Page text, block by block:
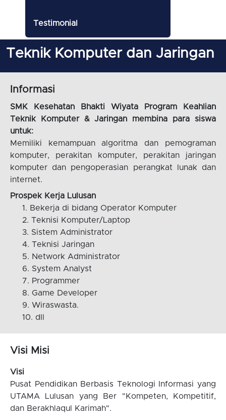
Testimonial
Teknik Komputer dan Jaringan
Informasi
SMK Kesehatan Bhakti Wiyata Program Keahlian
Teknik Komputer & Jaringan membina para siswa
untuk:
Memiliki kemampuan algoritma dan pemograman
komputer, perakitan komputer, perakitan jaringan
komputer dan pengoperasian perangkat lunak dan
internet.
Prospek Kerja Lulusan
Bekerja di bidang Operator Komputer
Teknisi Komputer/Laptop
Sistem Administrator
Teknisi Jaringan
Network Administrator
System Analyst
Programmer
Game Developer
Wiraswasta.
dll
Visi Misi
Visi
Pusat Pendidikan Berbasis Teknologi Informasi yang
UTAMA Lulusan yang Ber "Kompeten, Kompetitif,
dan Berakhlaqul Karimah".